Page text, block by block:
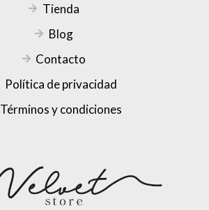
Tienda
Blog
Contacto
Política de privacidad
Términos y condiciones